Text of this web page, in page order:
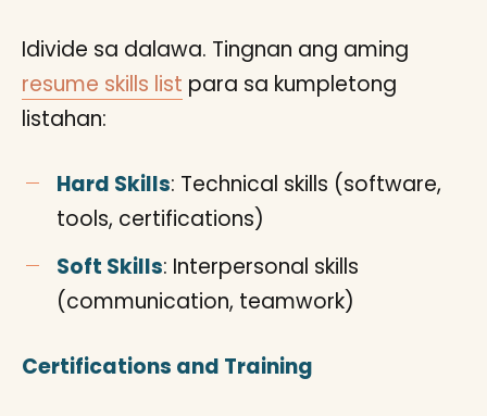
Idivide sa dalawa. Tingnan ang aming
resume skills list para sa kumpletong
listahan:
Hard Skills: Technical skills (software,
tools, certifications)
Soft Skills: Interpersonal skills
(communication, teamwork)
Certifications and Training